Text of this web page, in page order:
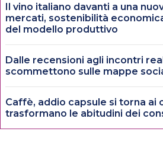
Il vino italiano davanti a una
mercati, sostenibilità
del modello produttivo
Dalle recensioni agli incontri
scommettono sulle mappe
Caffè, addio capsule si torna ai
trasformano le abitudini dei